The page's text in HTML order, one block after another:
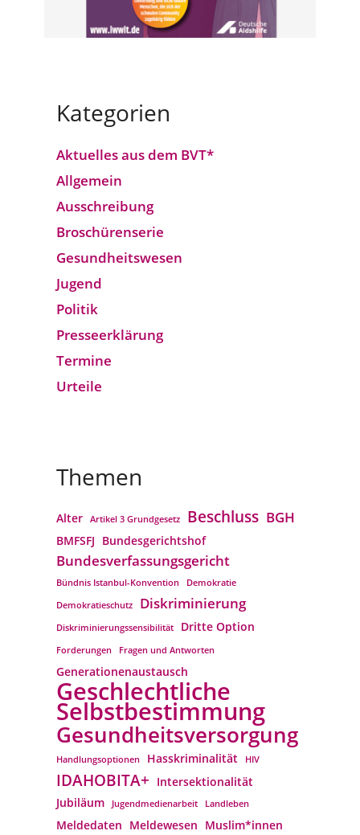
Kategorien
Aktuelles aus dem BVT*
Allgemein
Ausschreibung
Broschürenserie
Gesund­heits­wesen
Jugend
Politik
Presseerklärung
Termine
Urteile
Themen
Alter Artikel 3 Grundgesetz Beschluss BGH
BMFSFJ Bundesgerichtshof
Bundesverfassungs­gericht
Bündnis Istanbul-Konvention
Demokratie
Demokratieschutz
Diskriminierung
Diskriminierungssensibilität Dritte Option
Forderungen Fragen und Antworten
Generationenaustausch
Geschlechtliche
Selbstbestimmung
Gesundheitsversorgung
Handlungsoptionen Hasskriminalität HIV
IDAHOBITA+ Intersektionalität
Jubiläum
Jugendmedienarbeit Landleben
Meldedaten Meldewesen Muslim*innen